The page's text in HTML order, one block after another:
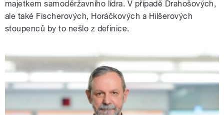
majetkem samoděržavního lídra. V případě Drahošových,
ale také Fischerových, Horáčkových a Hilšerových
stoupenců by to nešlo z definice.